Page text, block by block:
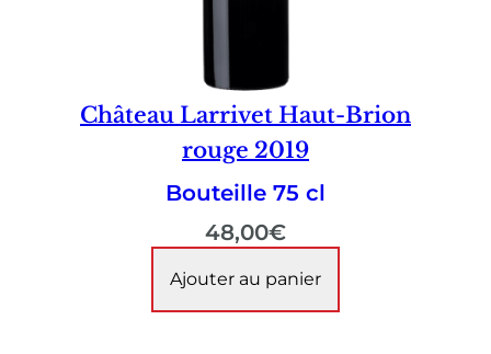
Château Larrivet Haut-Brion
rouge 2019
Bouteille 75 cl
48,00€
Ajouter au panier